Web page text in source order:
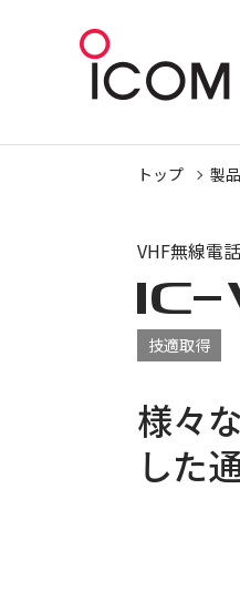
トップ 製
VHF無線電
IC-
技適取得
様々
した